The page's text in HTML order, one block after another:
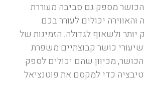
הכושר מספק גם סביבה מעוררת
והאווירה יכולים לעורר בכם
ולשאוף לגדולה. הזמינות של
כושר קבוצתיים משפרת
הכושר, מכיוון שהם יכולים לספק
כדי למקסם את פוטנציאל